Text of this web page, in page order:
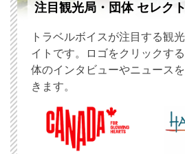
注目観光局・団体 セレクト
トラベルボイスが注目する観
イトです。ロゴをクリックす
体のインタビューやニュース
きます。